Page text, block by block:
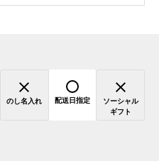
のし名入れ 配送日指定
ソーシャル
ギフト